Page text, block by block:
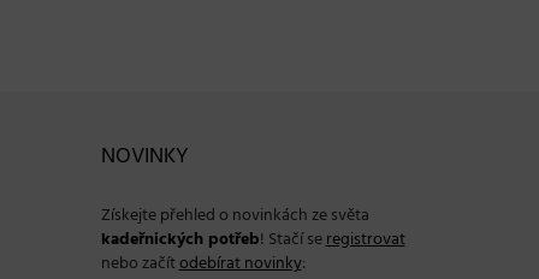
NOVINKY
Získejte přehled o novinkách ze světa
kadeřnických potřeb! Stačí seregistrovat
nebo začítodebírat novinky: